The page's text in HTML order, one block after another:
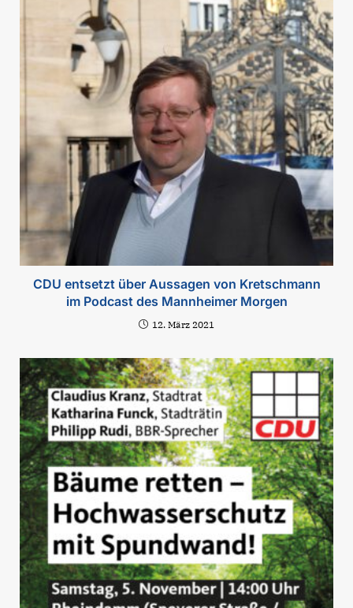
CDU entsetzt über Aussagen von Kretschmann
im Podcast des Mannheimer Morgen
12. März 2021